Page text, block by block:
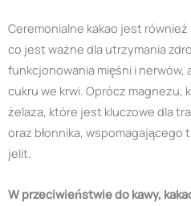
Ceremonialne kakao jest
co jest ważne dla utrzymania
funkcjonowania mięśni i nerwów,
cukru we krwi. Oprócz magnezu,
żelaza, które jest kluczowe dla
oraz błonnika, wspomagającego
jelit.
W przeciwieństwie do kawy,